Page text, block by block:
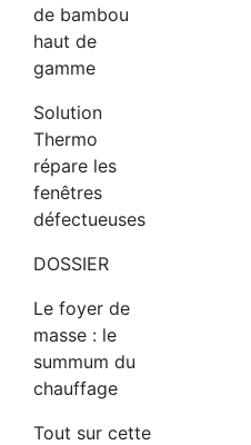
de bambou
haut de
gamme
Solution
Thermo
répare les
fenêtres
défectueuses
DOSSIER
Le foyer de
masse : le
summum du
chauffage
Tout sur cette